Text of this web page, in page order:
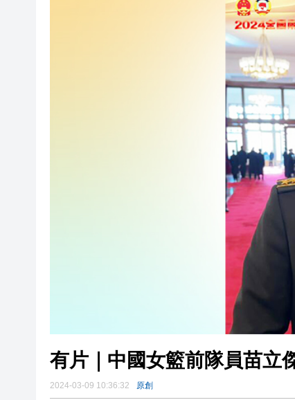
以滬深港澳為橋 連結全球
商事調解大賽圓滿舉辦
逾百體育界精英齊聚青途研
【財通AH】勤浩醫藥「回
有片｜中國女籃前隊員苗立
2024-03-09 10:36:32 原創